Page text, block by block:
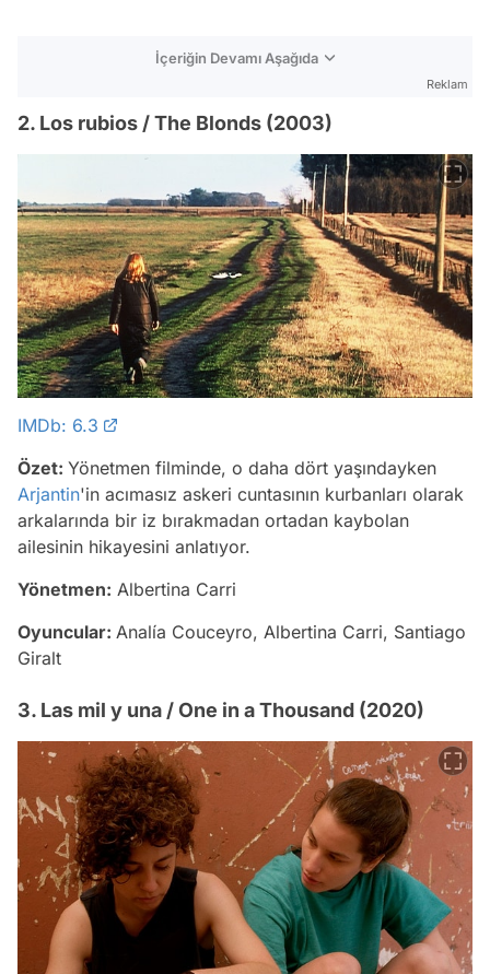
İçeriğin Devamı Aşağıda
Reklam
2. Los rubios / The Blonds (2003)
IMDb: 6.3
Özet: Yönetmen filminde, o daha dört yaşındayken
Arjantin'in acımasız askeri cuntasının kurbanları olarak
arkalarında bir iz bırakmadan ortadan kaybolan
ailesinin hikayesini anlatıyor.
Yönetmen: Albertina Carri
Oyuncular: Analía Couceyro, Albertina Carri, Santiago
Giralt
3. Las mil y una / One in a Thousand (2020)